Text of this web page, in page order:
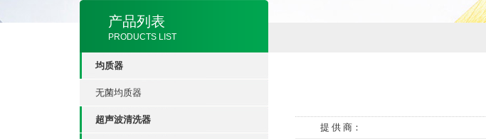
产品列表
PRODUCTS LIST
均质器
无菌均质器
超声波清洗器
提 供 商：